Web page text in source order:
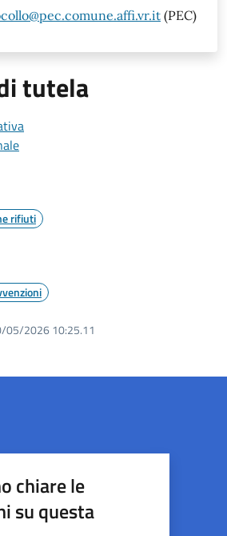
(PEC)
tutela
rifiuti
05/2026 10:25.11
chiare le
su questa